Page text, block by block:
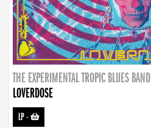
THE EXPERIMENTAL TROPIC BLUES BAND
LOVERDOSE
LP-